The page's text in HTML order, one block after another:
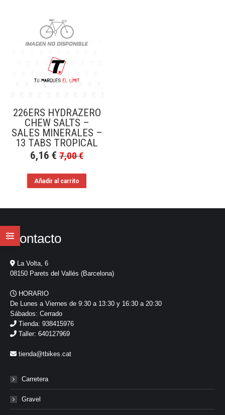
226ERS HYDRAZERO
CHEW SALTS –
SALES MINERALES –
13 TABS TROPICAL
6,16 € 7,00€
Añadir al carrito
Contacto
La Volta, 6
08150 Parets del Vallés (Barcelona)
HORARIO
De Lunes a Viernes de 9:30 a 13:30 y 16:30 a 20:30
Sábados: Cerrado
Tienda: 938415976
Taller: 640127969
tienda@tbikes.cat
Carretera
Gravel